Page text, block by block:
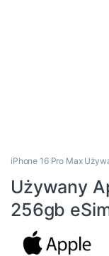
iPhone 16 Pro Max
Używany
256gb